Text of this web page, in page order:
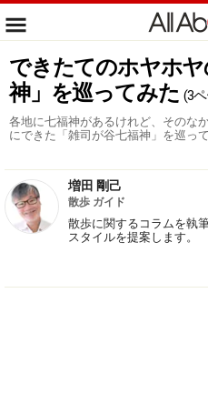
できたてのホヤホ
神」を巡ってみた (3
各地に七福神があるけれど、そのな
にできた「雑司が谷七福神」を巡っ
増田 剛己
散歩 ガイド
散歩に関するコラムを執
スタイルを提案します。